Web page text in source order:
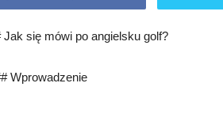
Jak się mówi po angielsku golf?
Wprowadzenie